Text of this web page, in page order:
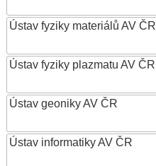
Ústav fyziky materiálů AV ČR
Ústav fyziky plazmatu AV ČR
Ústav geoniky AV ČR
Ústav informatiky AV ČR